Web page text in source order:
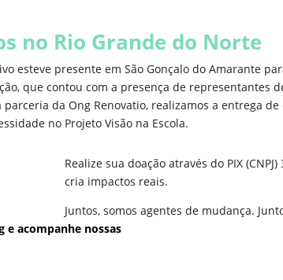
no Rio Grande do Norte
esteve presente em São Gonçalo do Amarante
que contou com a presença de representantes
da Ong Renovatio, realizamos a entrega de
no Projeto Visão na Escola.
Realize sua doação através do PIX
cria impactos reais.
Juntos, somos agentes de mudança.
e acompanhe nossas